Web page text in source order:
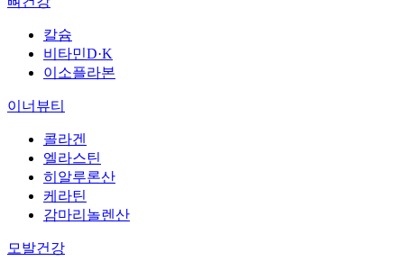
칼슘
비타민D·K
이소플라본
이너뷰티
콜라겐
엘라스틴
히알루론산
케라틴
감마리놀렌산
모발건강